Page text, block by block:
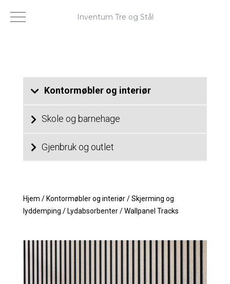
Kontormøbler og interiør
Skole og barnehage
Gjenbruk og outlet
Hjem / Kontormøbler og interiør / Skjerming og
lyddemping / Lydabsorbenter /Wallpanel Tracks
Inventum Tre og Stål